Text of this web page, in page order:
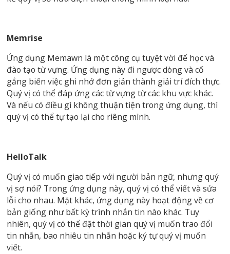
Memrise
Ứng dụng Memawn là một công cụ tuyệt vời để học và
đào tạo từ vựng. Ứng dụng này đi ngược dòng và cố
gắng biến việc ghi nhớ đơn giản thành giải trí đích thực.
Quý vị có thể đáp ứng các từ vựng từ các khu vực khác.
Và nếu có điều gì không thuận tiện trong ứng dụng, thì
quý vị có thể tự tạo lại cho riêng mình.
HelloTalk
Quý vị có muốn giao tiếp với người bản ngữ, nhưng quý
vị sợ nói? Trong ứng dụng này, quý vị có thể viết và sửa
lỗi cho nhau. Mặt khác, ứng dụng này hoạt động về cơ
bản giống như bất kỳ trình nhắn tin nào khác. Tuy
nhiên, quý vị có thể đặt thời gian quý vị muốn trao đổi
tin nhắn, bao nhiêu tin nhắn hoặc ký tự quý vị muốn
viết.